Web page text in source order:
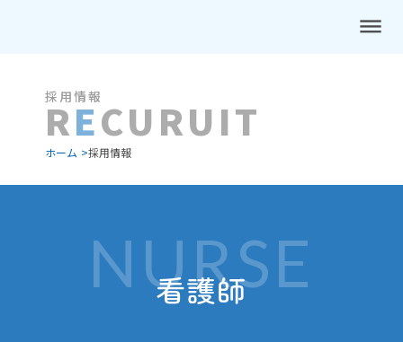
dehaze
採用情報
RECURUIT
ホーム >採用情報
NURSE
看護師